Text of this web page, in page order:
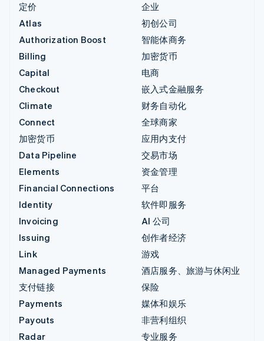
定价
Atlas
Authorization Boost
Billing
Capital
Checkout
Climate
Connect
加密货币
Data Pipeline
Elements
Financial Connections
Identity
Invoicing
Issuing
Link
Managed Payments
支付链接
Payments
Payouts
Radar
企业
初创公司
智能体商务
加密货币
电商
嵌入式金融服务
财务自动化
全球商家
应用内支付
交易市场
资金管理
平台
软件即服务
AI 公司
创作者经济
游戏
酒店服务、旅游与休闲业
保险
媒体和娱乐
非营利组织
专业服务